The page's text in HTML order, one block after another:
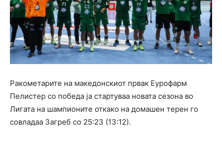
Ракометарите на македонскиот првак Еурофарм
Пелистер со победа ја стартуваа новата сезона во
Лигата на шампионите откако на домашен терен го
совладаа Загреб со 25:23 (13:12).